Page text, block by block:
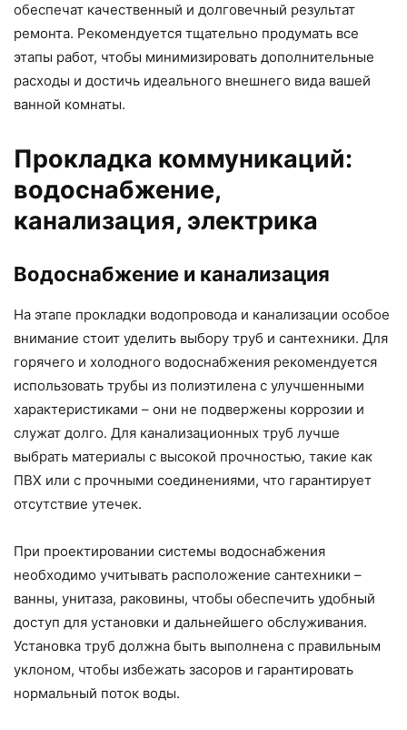
обеспечат качественный и долговечный результат
ремонта. Рекомендуется тщательно продумать все
этапы работ, чтобы минимизировать дополнительные
расходы и достичь идеального внешнего вида вашей
ванной комнаты.
Прокладка коммуникаций:
водоснабжение,
канализация, электрика
Водоснабжение и канализация
На этапе прокладки водопровода и канализации особое
внимание стоит уделить выбору труб и сантехники. Для
горячего и холодного водоснабжения рекомендуется
использовать трубы из полиэтилена с улучшенными
характеристиками – они не подвержены коррозии и
служат долго. Для канализационных труб лучше
выбрать материалы с высокой прочностью, такие как
ПВХ или с прочными соединениями, что гарантирует
отсутствие утечек.
При проектировании системы водоснабжения
необходимо учитывать расположение сантехники –
ванны, унитаза, раковины, чтобы обеспечить удобный
доступ для установки и дальнейшего обслуживания.
Установка труб должна быть выполнена с правильным
уклоном, чтобы избежать засоров и гарантировать
нормальный поток воды.